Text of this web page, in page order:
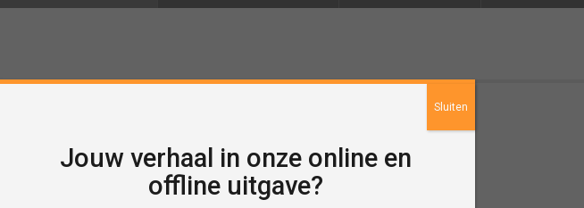
Jouw verhaal in onze online en
offline uitgave?
Sluiten